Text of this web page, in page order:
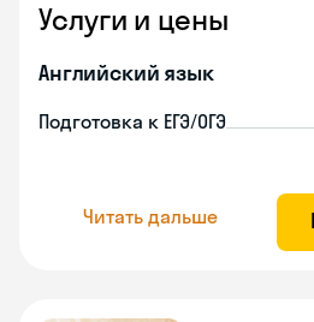
Услуги и цены
Английский язык
Подготовка к ЕГЭ/ОГЭ
Читать дальше